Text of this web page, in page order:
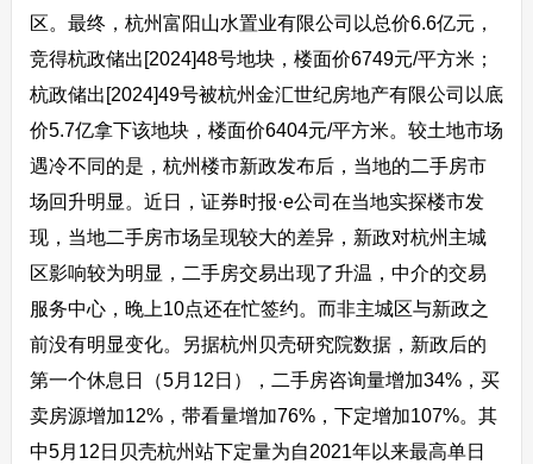
区。最终，杭州富阳山水置业有限公司以总价6.6亿元，
竞得杭政储出[2024]48号地块，楼面价6749元/平方米；
杭政储出[2024]49号被杭州金汇世纪房地产有限公司以底
价5.7亿拿下该地块，楼面价6404元/平方米。较土地市场
遇冷不同的是，杭州楼市新政发布后，当地的二手房市
场回升明显。近日，证券时报·e公司在当地实探楼市发
现，当地二手房市场呈现较大的差异，新政对杭州主城
区影响较为明显，二手房交易出现了升温，中介的交易
服务中心，晚上10点还在忙签约。而非主城区与新政之
前没有明显变化。另据杭州贝壳研究院数据，新政后的
第一个休息日（5月12日），二手房咨询量增加34%，买
卖房源增加12%，带看量增加76%，下定增加107%。其
中5月12日贝壳杭州站下定量为自2021年以来最高单日